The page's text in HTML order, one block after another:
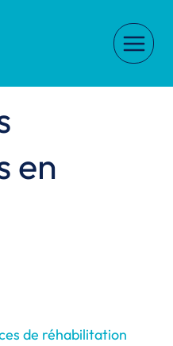
en
de réhabilitation